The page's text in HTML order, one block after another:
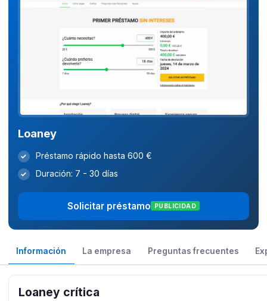
Loaney
✓ Préstamo rápido hasta 600 €
✓ Duración: 7 - 30 días
Solicitar préstamo PUBLICIDAD
Información La empresa Preguntas frecuentes
Loaney crítica